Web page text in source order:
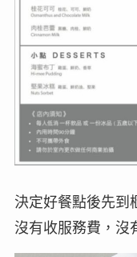
決定好餐點後先到
沒有收服務費，沒